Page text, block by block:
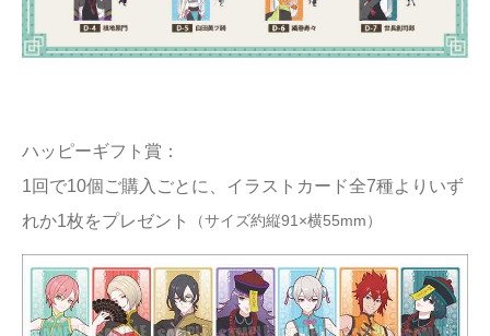
ハッピーギフト賞：
1回で10個ご購入ごとに、イラストカード全7種よりいず
れか1枚をプレゼント
（サイズ約縦91×横55mm）